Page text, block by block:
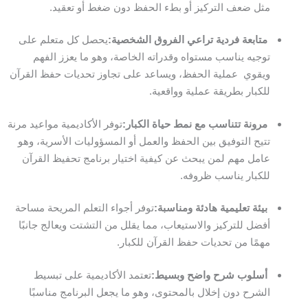
مثل ضعف التركيز أو بطء الحفظ دون ضغط أو تعقيد.
متابعة فردية تراعي الفروق الشخصية:يحصل كل متعلم على
توجيه يناسب مستواه وقدراته الخاصة، وهو ما يعزز الفهم
ويقوي عملية الحفظ، ويساعد على تجاوز تحديات حفظ القرآن
للكبار بطريقة عملية وواقعية.
مرونة تتناسب مع نمط حياة الكبار:توفر الأكاديمية مواعيد مرنة
تتيح التوفيق بين الحفظ والعمل أو المسؤوليات الأسرية، وهو
عامل مهم لمن يبحث عن كيفية اختيار برنامج تحفيظ القرآن
للكبار يناسب ظروفه.
بيئة تعليمية هادئة ومناسبة:توفر أجواء التعلم المريحة مساحة
أفضل للتركيز والاستيعاب، مما يقلل من التشتت ويعالج جانبًا
مهمًا من تحديات حفظ القرآن للكبار.
أسلوب شرح واضح وبسيط:تعتمد الأكاديمية على تبسيط
الشرح دون إخلال بالمحتوى، وهو ما يجعل البرنامج مناسبًا